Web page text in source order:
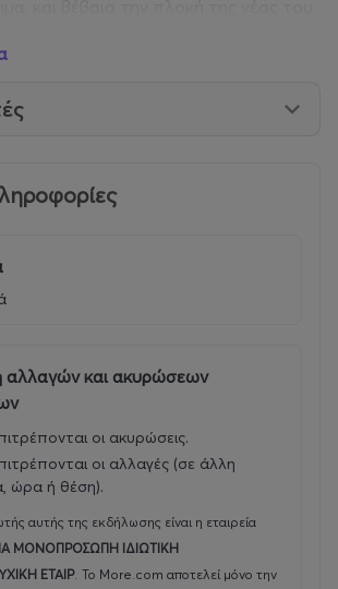
ανάρμοστη οικειότητα με μαθήτριές
με την ακτινογραφία του ήρωα του,
αυταρχισμός,
να συνέλθει από ένα τραγικό
την αλλαγή και τον αγώνα για μια
Μπιλγκέ Τσεϊλάν κάνει το
ολόκληρης χώρας και των
το παλιό με το νέο.
να διηγηθώ την ιστορία
ήταν ότι θα μου έδινε την
θεμελιώδη ζητήματα αυτής της χώρας
καλό και το κακό, η ιδιοτέλεια και η
αλλαγών και ακυρώσεων
οι ακυρώσεις.
οι αλλαγές (σε άλλη
ώρα ή θέση).
αυτής της εκδήλωσης είναι η εταιρεία
ΜΟΝΟΠΡΟΣΩΠΗ ΙΔΙΩΤΙΚΗ
ΕΤΑΙΡ. Το More.com αποτελεί μόνο την